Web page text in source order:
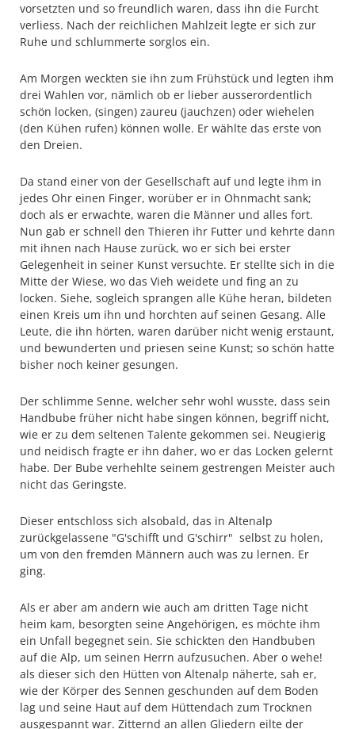
vorsetzten und so freundlich waren, dass ihn die Furcht
verliess. Nach der reichlichen Mahlzeit legte er sich zur
Ruhe und schlummerte sorglos ein.
Am Morgen weckten sie ihn zum Frühstück und legten ihm
drei Wahlen vor, nämlich ob er lieber ausserordentlich
schön locken, (singen) zaureu (jauchzen) oder wiehelen
(den Kühen rufen) können wolle. Er wählte das erste von
den Dreien.
Da stand einer von der Gesellschaft auf und legte ihm in
jedes Ohr einen Finger, worüber er in Ohnmacht sank;
doch als er erwachte, waren die Männer und alles fort.
Nun gab er schnell den Thieren ihr Futter und kehrte dann
mit ihnen nach Hause zurück, wo er sich bei erster
Gelegenheit in seiner Kunst versuchte. Er stellte sich in die
Mitte der Wiese, wo das Vieh weidete und fing an zu
locken. Siehe, sogleich sprangen alle Kühe heran, bildeten
einen Kreis um ihn und horchten auf seinen Gesang. Alle
Leute, die ihn hörten, waren darüber nicht wenig erstaunt,
und bewunderten und priesen seine Kunst; so schön hatte
bisher noch keiner gesungen.
Der schlimme Senne, welcher sehr wohl wusste, dass sein
Handbube früher nicht habe singen können, begriff nicht,
wie er zu dem seltenen Talente gekommen sei. Neugierig
und neidisch fragte er ihn daher, wo er das Locken gelernt
habe. Der Bube verhehlte seinem gestrengen Meister auch
nicht das Geringste.
Dieser entschloss sich alsobald, das in Altenalp
zurückgelassene "G'schifft und G'schirr" selbst zu holen,
um von den fremden Männern auch was zu lernen. Er
ging.
Als er aber am andern wie auch am dritten Tage nicht
heim kam, besorgten seine Angehörigen, es möchte ihm
ein Unfall begegnet sein. Sie schickten den Handbuben
auf die Alp, um seinen Herrn aufzusuchen. Aber o wehe!
als dieser sich den Hütten von Altenalp näherte, sah er,
wie der Körper des Sennen geschunden auf dem Boden
lag und seine Haut auf dem Hüttendach zum Trocknen
ausgespannt war. Zitternd an allen Gliedern eilte der